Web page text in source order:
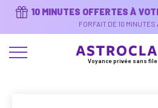
10 MINUTES OFFERTES À
FORFAIT DE 10 MINUTES
Voyance privée sans